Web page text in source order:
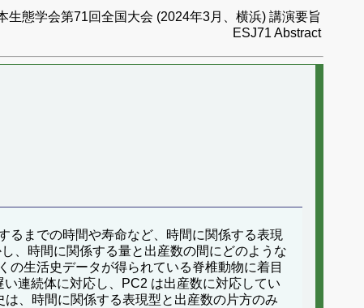
生態学会第71回全国大会 (2024年3月、横浜) 講演要旨
ESJ71 Abstract
るまでの時間や寿命など、時間に関係する表現
、時間に関係する量と出産数の間にどのような
生活史データが得られている脊椎動物に着目
連続体に対応し、PC2 は出産数に対応してい
、時間に関係する表現型と出産数の片方のみ